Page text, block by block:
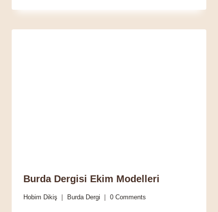
Burda Dergisi Ekim Modelleri
Hobim Dikiş Burda Dergi 0 Comments